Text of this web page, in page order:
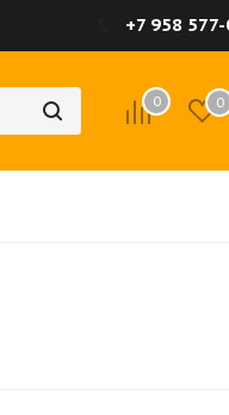
+7 958
0 0